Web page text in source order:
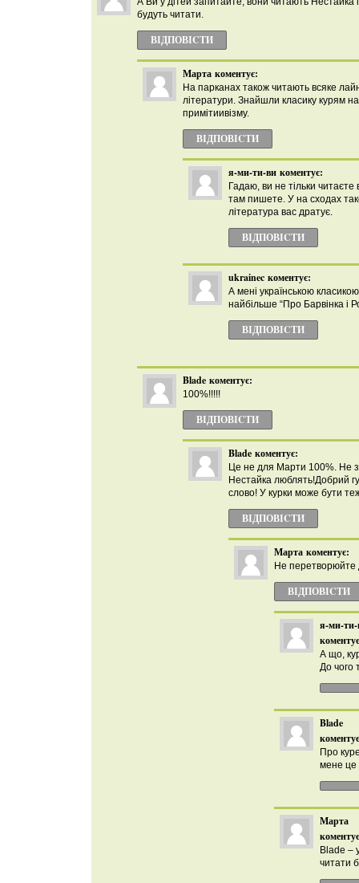
будуть читати.
ВІДПОВІCТИ
Марта коментує:
На парканах також читають всяке
літератури. Знайшли класику курям
примітиивізму.
ВІДПОВІCТИ
я-ми-ти-ви коментує:
Гадаю, ви не тільки
там пишете. У на сходах
література вас дратує.
ВІДПОВІCТИ
ukrainec коментує:
А мені українською
найбільше “Про Барвінка і
ВІДПОВІCТИ
Blade коментує:
100%!!!!!
ВІДПОВІCТИ
Blade коментує:
Це не для Марти 100%. Не
Нестайка люблять!Добрий
слово! У курки може бути
ВІДПОВІCТИ
Марта коментує:
Не перетворюйте
ВІДПОВІCТИ
я-ми-
А що,
До чого
Blade
Про
мене це
Марта
Blade –
читати